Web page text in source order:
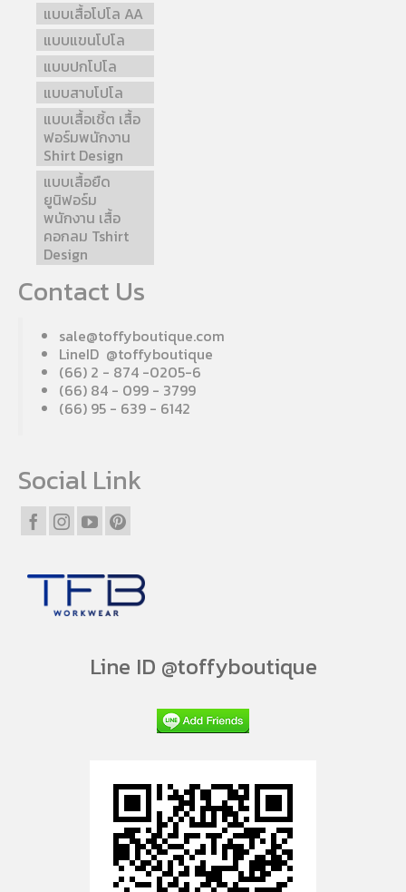
แบบเสื้อโปโล AA
แบบแขนโปโล
แบบปกโปโล
แบบสาบโปโล
แบบเสื้อเชิ้ต เสื้อ
ฟอร์มพนักงาน
Shirt Design
แบบเสื้อยืด
ยูนิฟอร์ม
พนักงาน เสื้อ
คอกลม Tshirt
Design
Contact Us
sale@toffyboutique.com
LineID @toffyboutique
(66) 2 - 874 -0205-6
(66) 84 - 099 - 3799
(66) 95 - 639 - 6142
Social Link
Line ID @toffyboutique